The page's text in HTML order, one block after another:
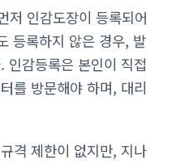
저 인감도장이 등록되어
등록하지 않은 경우, 발
인감등록은 본인이 직접
를 방문해야 하며, 대리
격 제한이 없지만, 지나